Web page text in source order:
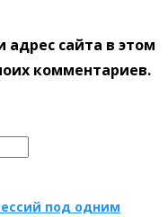
сайта в этом
комментариев.
под одним